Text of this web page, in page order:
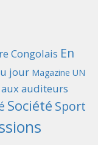
Congolais En
jour Magazine UN
auditeurs
Société Sport